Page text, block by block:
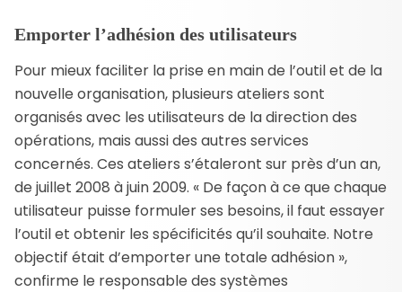
Emporter l’adhésion des utilisateurs
Pour mieux faciliter la prise en main de l’outil et de la
nouvelle organisation, plusieurs ateliers sont
organisés avec les utilisateurs de la direction des
opérations, mais aussi des autres services
concernés. Ces ateliers s’étaleront sur près d’un an,
de juillet 2008 à juin 2009. « De façon à ce que chaque
utilisateur puisse formuler ses besoins, il faut essayer
l’outil et obtenir les spécificités qu’il souhaite. Notre
objectif était d’emporter une totale adhésion »,
confirme le responsable des systèmes